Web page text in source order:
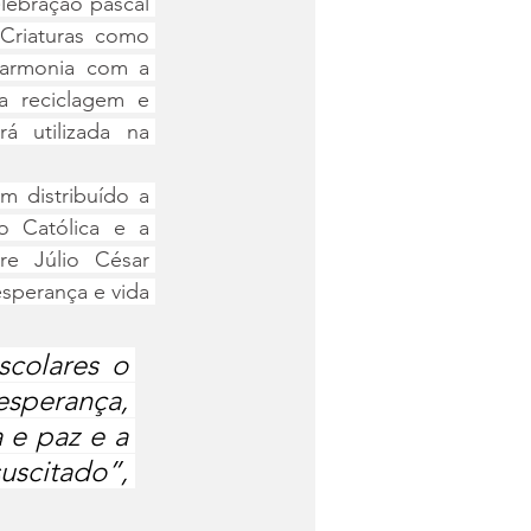
como
com a
reciclagem e
utilizada na
distribuído a
Católica e a
Júlio César
e vida
o
e paz e a